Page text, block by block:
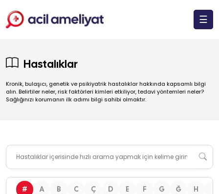
☰
Hastalıklar
Kronik, bulaşıcı, genetik ve psikiyatrik hastalıklar hakkında kapsamlı bilgi
alın. Belirtiler neler, risk faktörleri kimleri etkiliyor, tedavi yöntemleri neler?
Sağlığınızı korumanın ilk adımı bilgi sahibi olmaktır.
# A B C Ç D E F G Ğ H